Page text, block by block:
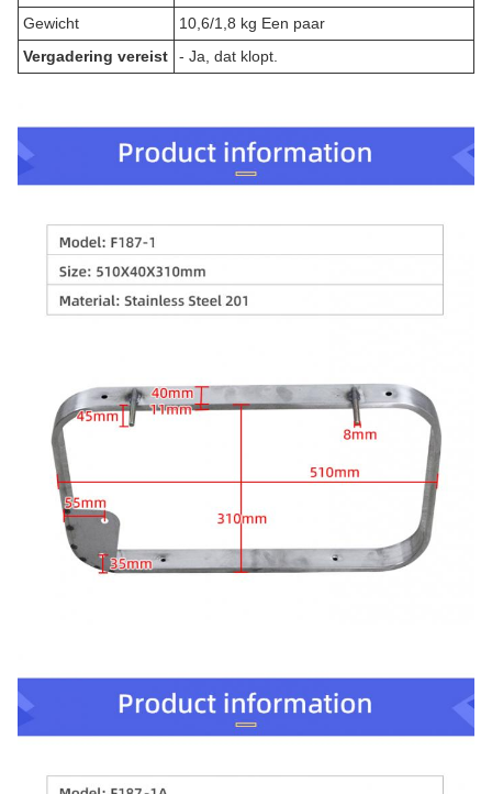
Gewicht
10,6/1,8 kg Een paar
Vergadering vereist
- Ja, dat klopt.